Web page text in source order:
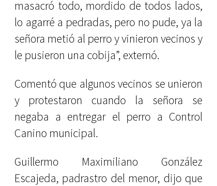
masacró todo, mordido de todos lados,
lo agarré a pedradas, pero no pude, ya la
señora metió al perro y vinieron vecinos y
le pusieron una cobija”, externó.
Comentó que algunos vecinos se unieron
y protestaron cuando la señora se
negaba a entregar el perro a Control
Canino municipal.
Guillermo Maximiliano González
Escajeda, padrastro del menor, dijo que